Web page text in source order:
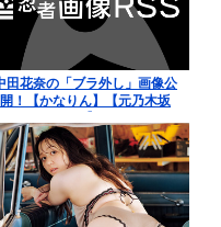
田花奈の「ブラ外し」画像公
開！【かなりん】【元乃木坂